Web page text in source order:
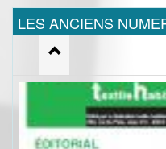
LES ANCIENS